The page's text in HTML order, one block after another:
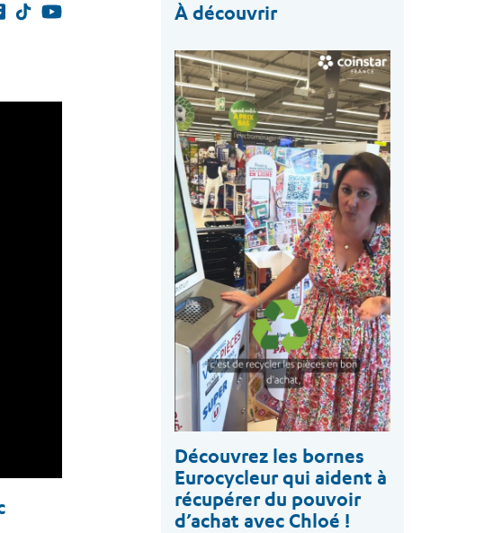
À découvrir
Découvrez les bornes
Eurocycleur qui aident à
récupérer du pouvoir
d’achat avec Chloé !